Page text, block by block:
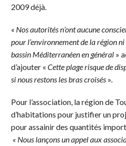
2009 déjà.
« Nos autorités n’ont aucune
pour l’environnement de la région
bassin Méditerranéen en général »
d’ajouter «Cette plage risque de
si nous restons les bras croisés ».
Pour l’association, la région de
d’habitations pour justifier un
pour assainir des quantités
« Nous lançons un appel aux